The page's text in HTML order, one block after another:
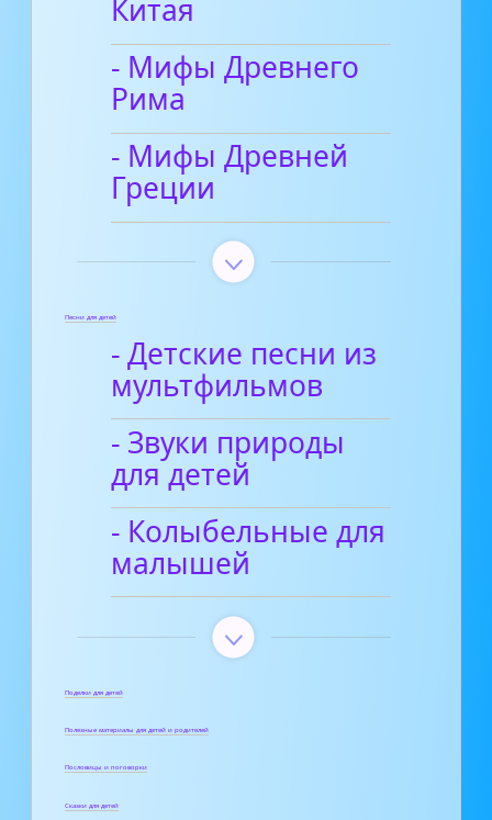
Китая
- Мифы Древнего
Рима
- Мифы Древней
Греции
Песни для детей
- Детские песни из
мультфильмов
- Звуки природы
для детей
- Колыбельные для
малышей
Поделки для детей
Полезные материалы для детей и родителей
Пословицы и поговорки
Сказки для детей